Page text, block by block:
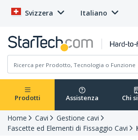
Svizzera Italiano
Prodotti Assistenza Chi
Home Cavi
Gestione cavi
Fascette ed Elementi di Fissaggio Cavi